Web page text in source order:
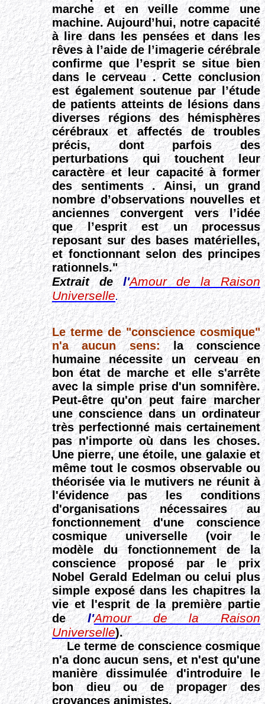
marche et en veille comme une
machine. Aujourd’hui, notre capacité
à lire dans les pensées et dans les
rêves à l’aide de l’imagerie cérébrale
confirme que l’esprit se situe bien
dans le cerveau . Cette conclusion
est également soutenue par l’étude
de patients atteints de lésions dans
diverses régions des hémisphères
cérébraux et affectés de troubles
précis, dont parfois des
perturbations qui touchent leur
caractère et leur capacité à former
des sentiments . Ainsi, un grand
nombre d’observations nouvelles et
anciennes convergent vers l’idée
que l’esprit est un processus
reposant sur des bases matérielles,
et fonctionnant selon des principes
rationnels."
Extrait del'Amour de la Raison
Universelle.
Le terme de "conscience cosmique"
n'a aucun sens:la conscience
humaine nécessite un cerveau en
bon état de marche et elle s'arrête
avec la simple prise d'un somnifère.
Peut-être qu'on peut faire marcher
une conscience dans un ordinateur
très perfectionné mais certainement
pas n'importe où dans les choses.
Une pierre, une étoile, une galaxie et
même tout le cosmos observable ou
théorisée via le mutivers ne réunit à
l'évidence pas les conditions
d'organisations nécessaires au
fonctionnement d'une conscience
cosmique universelle (voir le
modèle du fonctionnement de la
conscience proposé par le prix
Nobel Gerald Edelman ou celui plus
simple exposé dans les chapitres la
vie et l'esprit de la première partie
del'Amour de la Raison
Universelle).
Le terme de conscience cosmique
n'a donc aucun sens, et n'est qu'une
manière dissimulée d'introduire le
bon dieu ou de propager des
croyances animistes.